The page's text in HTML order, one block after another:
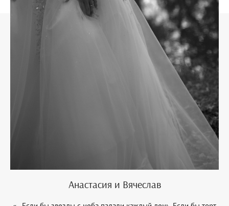
Анастасия и Вячеслав